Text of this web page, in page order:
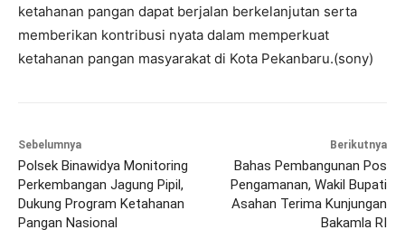
ketahanan pangan dapat berjalan berkelanjutan serta
memberikan kontribusi nyata dalam memperkuat
ketahanan pangan masyarakat di Kota Pekanbaru.(sony)
Sebelumnya
Polsek Binawidya Monitoring
Perkembangan Jagung Pipil,
Dukung Program Ketahanan
Pangan Nasional
Berikutnya
Bahas Pembangunan Pos
Pengamanan, Wakil Bupati
Asahan Terima Kunjungan
Bakamla RI